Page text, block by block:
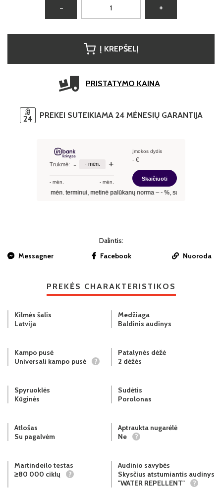
− +
Į KREPŠELĮ
PRISTATYMO KAINA
PREKEI SUTEIKIAMA 24 MĖNESIŲ GARANTIJA
Dalintis:
Messagner
Facebook Nuoroda
PREKĖS CHARAKTERISTIKOS
Kilmės šalis
Latvija
Medžiaga
Baldinis audinys
Kampo pusė
Universali kampo pusė
?
Patalynės dėžė
2 dėžės
Spyruoklės
Kūginės
Sudėtis
Porolonas
Atlošas
Su pagalvėm
Aptraukta nugarėlė
Ne
?
Martindeilo testas
≥80 000 ciklų
?
Audinio savybės
Skysčius atstumiantis audinys
"WATER REPELLENT"
?